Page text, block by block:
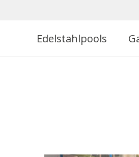
Edelstahlpools